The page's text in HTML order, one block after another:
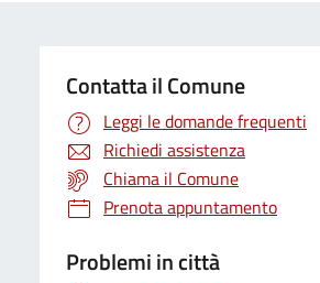
Contatta il Comune
Leggi le domande frequenti
Richiedi assistenza
Chiama il Comune
Prenota appuntamento
Problemi in città